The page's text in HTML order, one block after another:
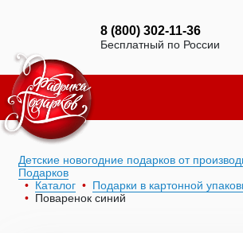
8 (800) 302-11-36
Бесплатный по России
Детские новогодние подарков от
Подарков
Каталог
Подарки в картонной
Поваренок синий